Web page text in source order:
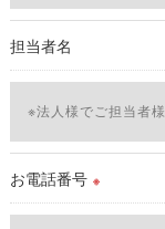
外部に委託する場
これらの委託先に
適切な監督を行い
＜個人情報の安全
当社では、個人情
理対策を実施します
担当者名
お電話番号 ※